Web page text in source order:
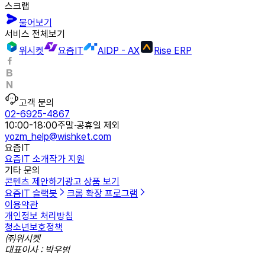
스크랩
물어보기
서비스 전체보기
위시켓
요즘IT AIDP - AX Rise ERP
고객 문의
02-6925-4867
10:00-18:00주말·공휴일 제외
yozm_help@wishket.com
요즘IT
요즘IT 소개작가 지원
기타 문의
콘텐츠 제안하기 광고 상품 보기
요즘IT 슬랙봇
크롬 확장 프로그램
이용약관
개인정보 처리방침
청소년보호정책
㈜위시켓
대표이사 : 박우범